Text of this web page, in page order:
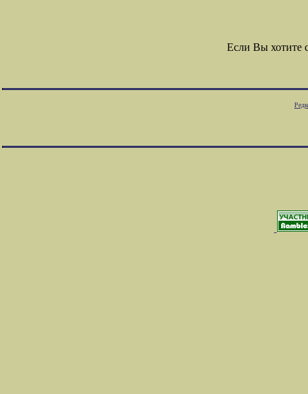
Если Вы хотите